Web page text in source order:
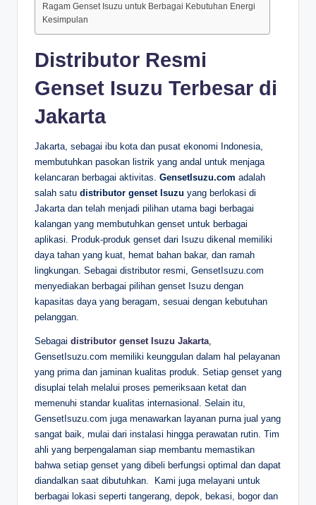
Ragam Genset Isuzu untuk Berbagai Kebutuhan Energi
Kesimpulan
Distributor Resmi
Genset Isuzu Terbesar di
Jakarta
Jakarta, sebagai ibu kota dan pusat ekonomi Indonesia,
membutuhkan pasokan listrik yang andal untuk menjaga
kelancaran berbagai aktivitas. GensetIsuzu.com adalah
salah satu distributor genset Isuzu yang berlokasi di
Jakarta dan telah menjadi pilihan utama bagi berbagai
kalangan yang membutuhkan genset untuk berbagai
aplikasi. Produk-produk genset dari Isuzu dikenal memiliki
daya tahan yang kuat, hemat bahan bakar, dan ramah
lingkungan. Sebagai distributor resmi, GensetIsuzu.com
menyediakan berbagai pilihan genset Isuzu dengan
kapasitas daya yang beragam, sesuai dengan kebutuhan
pelanggan.
Sebagai distributor genset Isuzu Jakarta
GensetIsuzu.com memiliki keunggulan dalam hal pelayanan
yang prima dan jaminan kualitas produk. Setiap genset yang
disuplai telah melalui proses pemeriksaan ketat dan
memenuhi standar kualitas internasional. Selain itu,
GensetIsuzu.com juga menawarkan layanan purna jual yang
sangat baik, mulai dari instalasi hingga perawatan rutin. Tim
ahli yang berpengalaman siap membantu memastikan
bahwa setiap genset yang dibeli berfungsi optimal dan dapat
diandalkan saat dibutuhkan. Kami juga melayani untuk
berbagai lokasi seperti tangerang, depok, bekasi, bogor dan